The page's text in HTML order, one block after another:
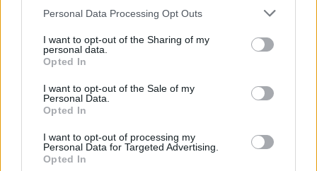
Personal Data Processing Opt Outs
I want to opt-out of the Sharing of my
personal data.
Opted In
I want to opt-out of the Sale of my
Personal Data.
Opted In
I want to opt-out of processing my
Personal Data for Targeted Advertising.
Opted In
ligomis sergančius žmones ir suprasti, kas
vyksta jų viduje, gyventume kur kas
sveikesnėje aplinkoje“, – priminė J.Olekas.
Tačiau psichikos sveikata nėra vien medikų
reikalas.